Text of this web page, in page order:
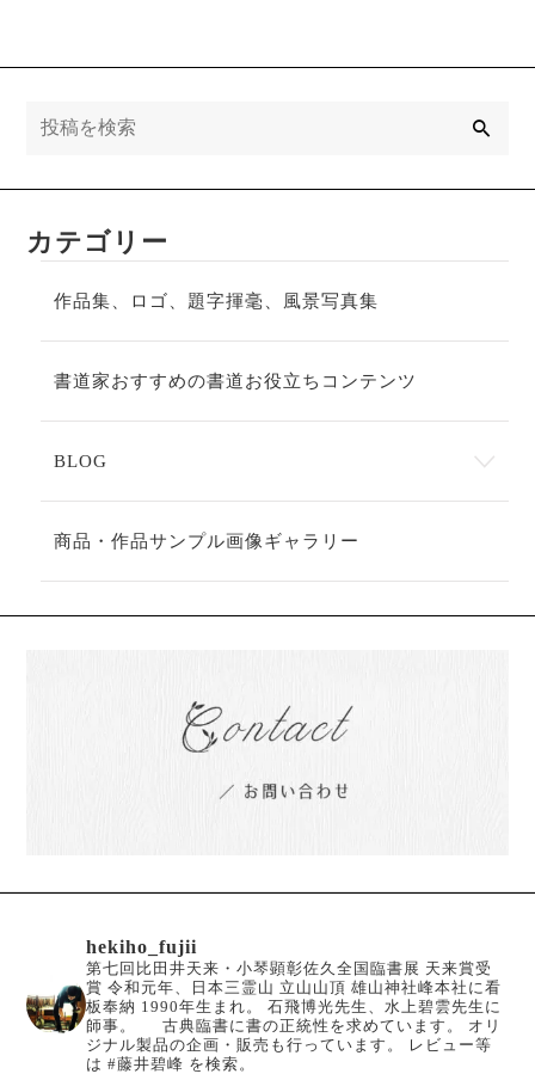
カテゴリー
作品集、ロゴ、題字揮毫、風景写真集
書道家おすすめの書道お役立ちコンテンツ
BLOG
商品・作品サンプル画像ギャラリー
hekiho_fujii
第七回比田井天来・小琴顕彰佐久全国臨書展 天来賞受
賞 令和元年、日本三霊山 立山山頂 雄山神社峰本社に看
板奉納 1990年生まれ。
石飛博光先生、水上碧雲先生に
師事。
古典臨書に書の正統性を求めています。
オリ
ジナル製品の企画・販売も行っています。
レビュー等
は #藤井碧峰 を検索。